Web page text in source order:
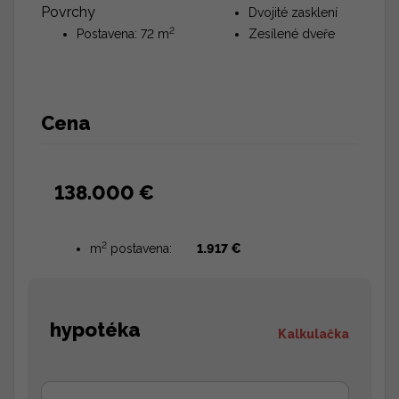
Povrchy
Postavena: 72 m2
Dvojité zasklení
Zesílené dveře
Cena
138.000 €
m2 postavena: 1.917 €
hypotéka Kalkulačka